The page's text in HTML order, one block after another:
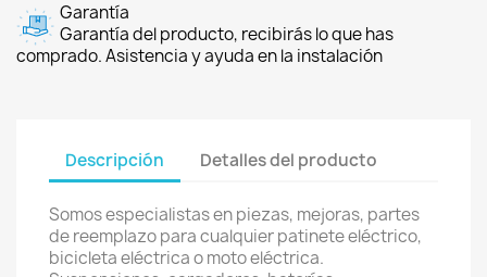
Garantía
Garantía del producto, recibirás lo que has
comprado. Asistencia y ayuda en la instalación
Descripción Detalles del producto
Somos especialistas en piezas, mejoras, partes
de reemplazo para cualquier patinete eléctrico,
bicicleta eléctrica o moto eléctrica.